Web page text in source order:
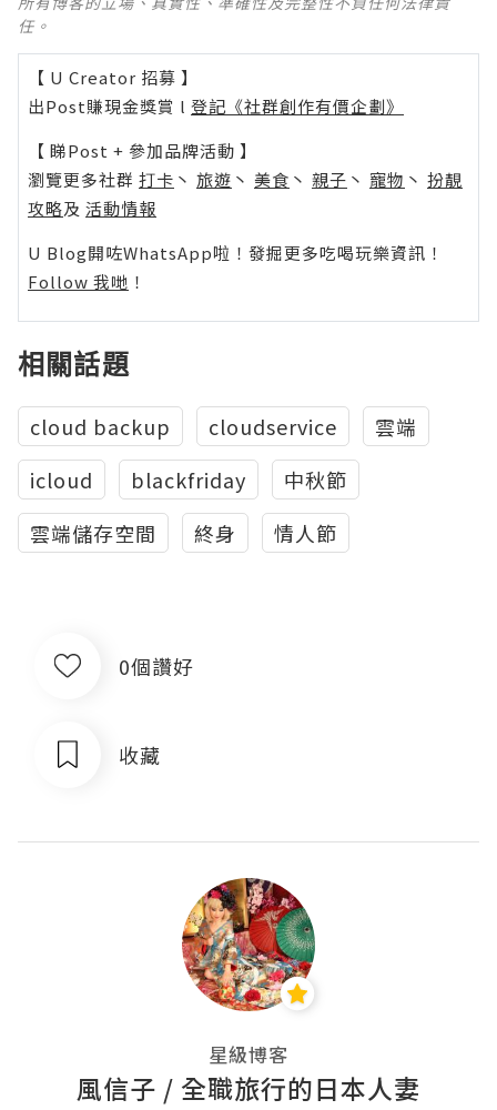
任。
【 U Creator 招募 】
出Post賺現金獎賞 l 登記《社群創作有價企劃》
【 睇Post + 參加品牌活動 】
瀏覽更多社群 打卡 丶 旅遊 丶 美食 丶 親子 丶 寵物 丶 扮靚
攻略及 活動情報
U Blog開咗WhatsApp啦！發掘更多吃喝玩樂資訊！
Follow 我哋 ！
相關話題
cloud backup cloudservice
雲端
icloud
blackfriday
中秋節
雲端儲存空間
終身 情人節
0個讚好
收藏
星級博客
風信子 / 全職旅行的日本人妻